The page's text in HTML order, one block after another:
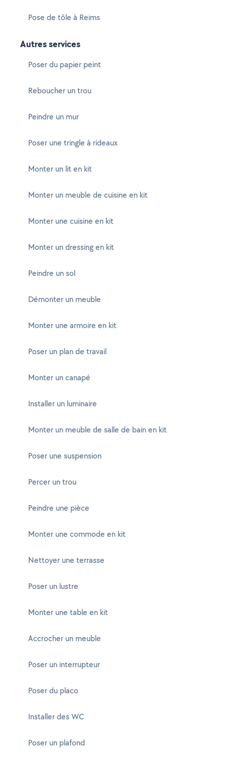
Pose de tôle à Reims
Autres services
Poser du papier peint
Reboucher un trou
Peindre un mur
Poser une tringle à rideaux
Monter un lit en kit
Monter un meuble de cuisine en kit
Monter une cuisine en kit
Monter un dressing en kit
Peindre un sol
Démonter un meuble
Monter une armoire en kit
Poser un plan de travail
Monter un canapé
Installer un luminaire
Monter un meuble de salle de bain en kit
Poser une suspension
Percer un trou
Peindre une pièce
Monter une commode en kit
Nettoyer une terrasse
Poser un lustre
Monter une table en kit
Accrocher un meuble
Poser un interrupteur
Poser du placo
Installer des WC
Poser un plafond